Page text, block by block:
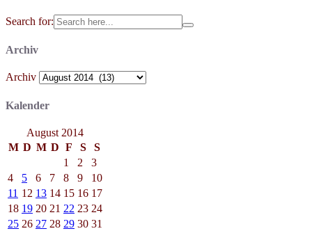
Search for:
Archiv
Archiv
Kalender
August 2014
M D M D F S
S
1
2
3
4
5 6 7 8 9
10
11 12 13 14 15 16 17
18 19 20 21 22 23 24
25 26 27 28 29 30 31